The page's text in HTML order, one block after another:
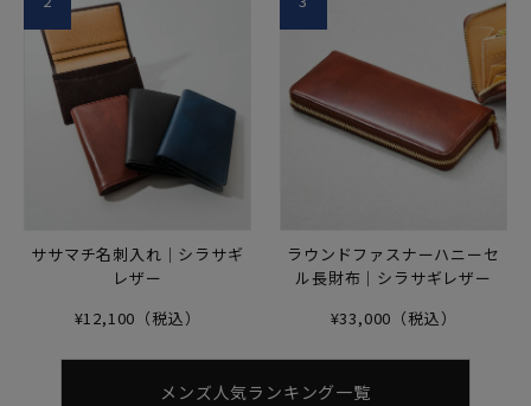
ササマチ名刺入れ｜シラサギ
レザー
¥12,100（税込）
ラウンドファスナーハニーセ
ル長財布｜シラサギレザー
¥33,000（税込）
メンズ人気ランキング一覧